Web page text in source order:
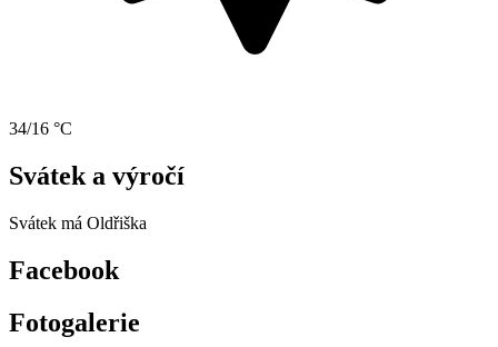
34/16 °C
Svátek a výročí
Svátek má Oldřiška
Facebook
Fotogalerie